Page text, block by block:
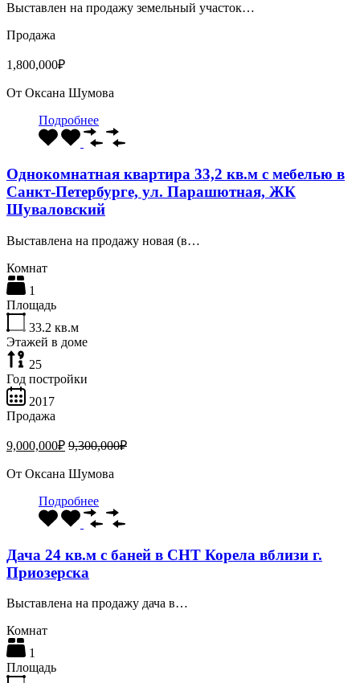
Выставлен на продажу земельный участок…
Продажа
1,800,000₽
От Оксана Шумова
Подробнее
Однокомнатная квартира 33,2 кв.м с мебелью в
Санкт-Петербурге, ул. Парашютная, ЖК
Шуваловский
Выставлена на продажу новая (в…
Комнат
1
Площадь
33.2 кв.м
Этажей в доме
25
Год постройки
2017
Продажа
9,000,000₽ 9,300,000₽
От Оксана Шумова
Подробнее
Дача 24 кв.м с баней в СНТ Корела вблизи г.
Приозерска
Выставлена на продажу дача в…
Комнат
1
Площадь